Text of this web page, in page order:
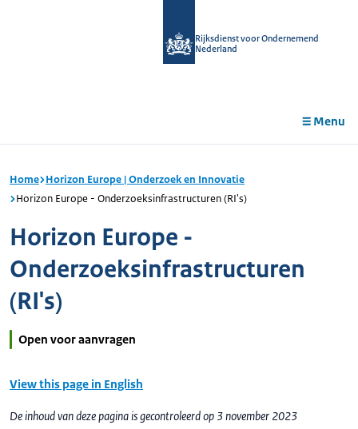
Rijksdienst voor Ondernemend
Nederland
Menu
Home Horizon Europe | Onderzoek en Innovatie
Horizon Europe - Onderzoeksinfrastructuren (RI's)
Horizon Europe -
Onderzoeksinfrastructuren
(RI's)
Open voor aanvragen
View this page in English
De inhoud van deze pagina is gecontroleerd op 3 november 2023